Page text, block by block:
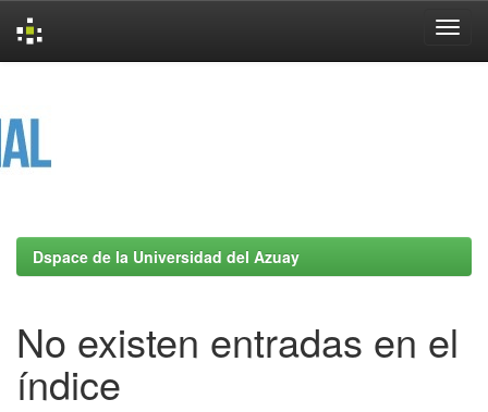
Dspace de la Universidad del Azuay
No existen entradas en el
índice